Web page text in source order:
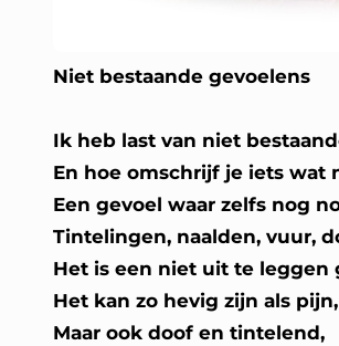
Niet bestaande gevoelens
Ik heb last van niet
En hoe omschrijf je iets wat
Een gevoel waar zelfs nog
Tintelingen, naalden, vuur,
Het is een niet uit te leggen
Het kan zo hevig zijn als pijn,
Maar ook doof en tintelend,